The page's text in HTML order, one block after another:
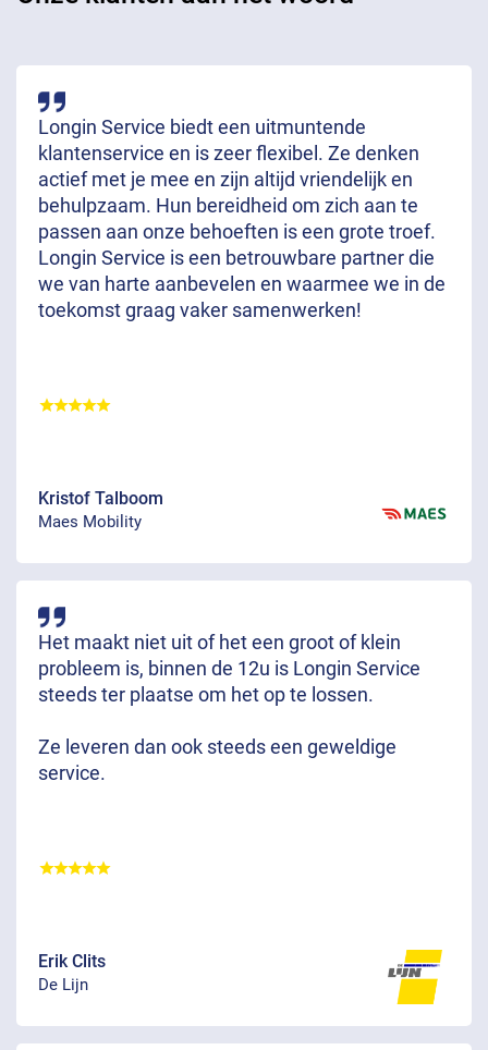
Longin Service biedt een uitmuntende
klantenservice en is zeer flexibel. Ze denken
actief met je mee en zijn altijd vriendelijk en
behulpzaam. Hun bereidheid om zich aan te
passen aan onze behoeften is een grote troef.
Longin Service is een betrouwbare partner die
we van harte aanbevelen en waarmee we in de
toekomst graag vaker samenwerken!
Kristof Talboom
Maes Mobility
Het maakt niet uit of het een groot of klein
probleem is, binnen de 12u is Longin Service
steeds ter plaatse om het op te lossen.
Ze leveren dan ook steeds een geweldige
service.
Erik Clits
De Lijn